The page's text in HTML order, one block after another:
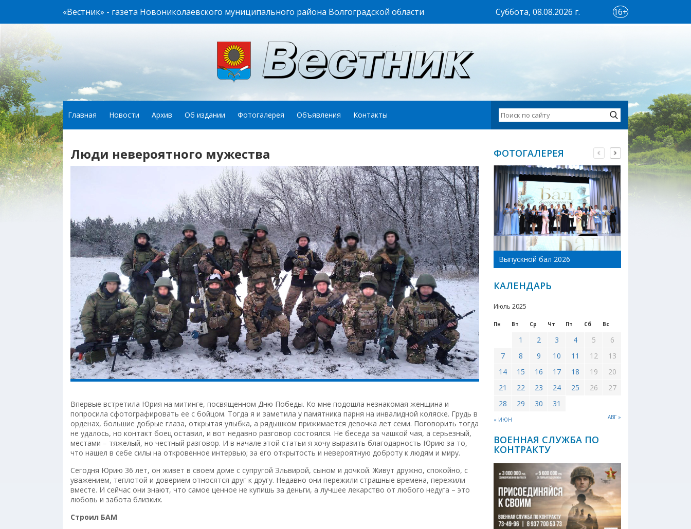
«Вестник» - газета Новониколаевского муниципального района Волгоградской области Суббота, 08.08.2026 г. 16+
Главная Новости Архив Об издании Фотогалерея Объявления Контакты
Люди невероятного мужества
Впервые встретила Юрия на митинге, посвященном Дню Победы. Ко мне подошла незнакомая женщина и
попросила сфотографировать ее с бойцом. Тогда я и заметила у памятника парня на инвалидной коляске. Грудь в
орденах, большие добрые глаза, открытая улыбка, а рядышком прижимается девочка лет семи. Поговорить тогда
не удалось, но контакт боец оставил, и вот недавно разговор состоялся. Не беседа за чашкой чая, а серьезный,
местами – тяжелый, но честный разговор. И в начале этой статьи я хочу выразить благодарность Юрию за то,
что нашел в себе силы на откровенное интервью; за его открытость и невероятную доброту к людям и миру.
Сегодня Юрию 36 лет, он живет в своем доме с супругой Эльвирой, сыном и дочкой. Живут дружно, спокойно, с
уважением, теплотой и доверием относятся друг к другу. Недавно они пережили страшные времена, пережили
вместе. И сейчас они знают, что самое ценное не купишь за деньги, а лучшее лекарство от любого недуга – это
любовь и забота близких.
Строил БАМ
ФОТОГАЛЕРЕЯ
Выпускной бал 2026
КАЛЕНДАРЬ
Июль 2025
Пн Вт Ср Чт Пт Сб Вс
« ИЮН АВГ »
1 2 3 4 5
6
7
8 9 10 11 12
13
14
15 16 17 18 19
20
21
22 23 24 25 26
27
28
29 30 31
ВОЕННАЯ СЛУЖБА ПО
КОНТРАКТУ